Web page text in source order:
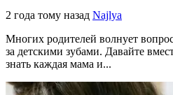
2 года тому назад Najlya
Многих родителей волнует
за детскими зубами. Давайте
знать каждая мама и...